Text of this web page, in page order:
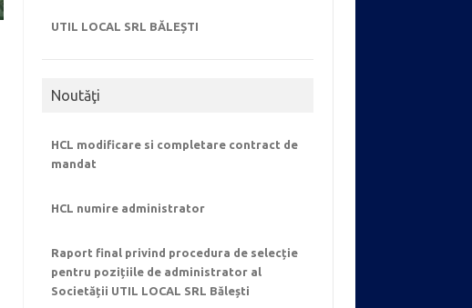
UTIL LOCAL SRL BĂLEȘTI
Noutăţi
HCL modificare si completare contract de
mandat
HCL numire administrator
Raport final privind procedura de selecție
pentru pozițiile de administrator al
Societății UTIL LOCAL SRL Bălești